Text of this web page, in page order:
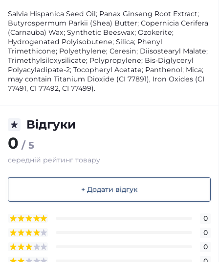
Salvia Hispanica Seed Oil; Panax Ginseng Root Extract;
Butyrospermum Parkii (Shea) Butter; Copernicia Cerifera
(Carnauba) Wax; Synthetic Beeswax; Ozokerite;
Hydrogenated Polyisobutene; Silica; Phenyl
Trimethicone; Polyethylene; Ceresin; Diisostearyl Malate;
Trimethylsiloxysilicate; Polypropylene; Bis-Diglyceryl
Polyacyladipate-2; Tocopheryl Acetate; Panthenol; Mica;
may contain Titanium Dioxide (CI 77891), Iron Oxides (CI
77491, CI 77492, CI 77499).
Відгуки
0 / 5
середній рейтинг товару
+ Додати відгук
0
0
0